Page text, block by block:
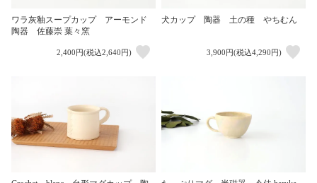
ワラ灰釉スープカップ アーモンド
陶器 佐藤崇 葉々窯
2,400円(税込2,640円)
犬カップ 陶器 土の種 やちむん
3,900円(税込4,290円)